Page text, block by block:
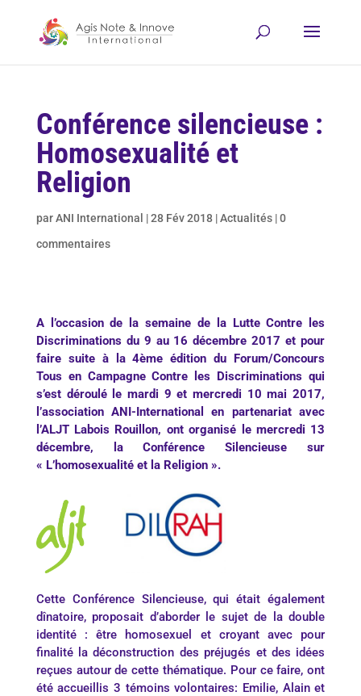
Conférence silencieuse :
Homosexualité et
Religion
parANI International |28 Fév 2018|Actualités|0
commentaires
A l’occasion de la semaine de la Lutte Contre les
Discriminations du 9 au 16 décembre 2017 et pour
faire suite à la 4ème édition du Forum/Concours
Tous en Campagne Contre les Discriminations qui
s’est déroulé le mardi 9 et mercredi 10 mai 2017,
l’association ANI-International en partenariat avec
l’ALJT Labois Rouillon, ont organisé le mercredi 13
décembre, la Conférence Silencieuse sur
« L’homosexualité et la Religion ».
Cette Conférence Silencieuse, qui était également
dînatoire, proposait d’aborder le sujet de la double
identité : être homosexuel et croyant avec pour
finalité la déconstruction des préjugés et des idées
reçues autour de cette thématique. Pour ce faire, ont
été accueillis 3 témoins volontaires: Emilie, Alain et